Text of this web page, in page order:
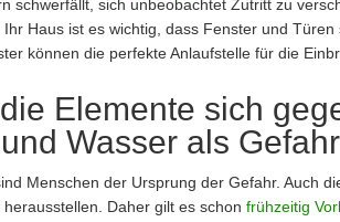
schwerfällt, sich unbeobachtet Zutritt zu
Ihr Haus ist es wichtig, dass Fenster und
können die perfekte Anlaufstelle für die
Elemente sich
Wasser als Gefahr
Menschen der Ursprung der Gefahr. Auch
Daher gilt es schon frühzeitig